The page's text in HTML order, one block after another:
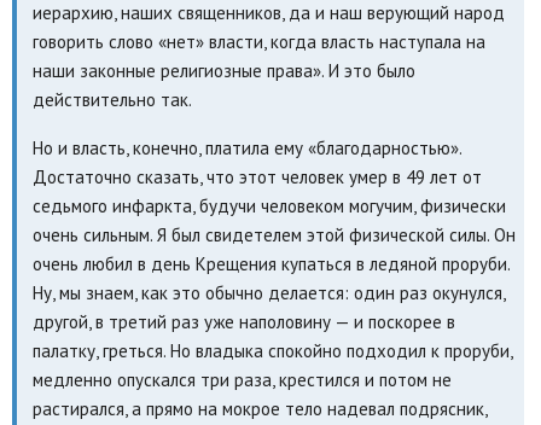
иерархию, наших священников, да и наш верующий народ
говорить слово «нет» власти, когда власть наступала на
наши законные религиозные права». И это было
действительно так.
Но и власть, конечно, платила ему «благодарностью».
Достаточно сказать, что этот человек умер в 49 лет от
седьмого инфаркта, будучи человеком могучим, физически
очень сильным. Я был свидетелем этой физической силы. Он
очень любил в день Крещения купаться в ледяной проруби.
Ну, мы знаем, как это обычно делается: один раз окунулся,
другой, в третий раз уже наполовину — и поскорее в
палатку, греться. Но владыка спокойно подходил к проруби,
медленно опускался три раза, крестился и потом не
растирался, а прямо на мокрое тело надевал подрясник,